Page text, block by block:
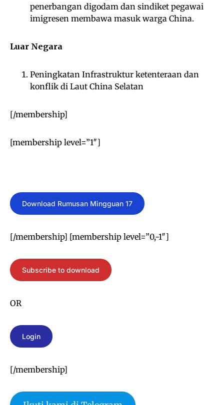
penerbangan digodam dan sindiket pegawai
imigresen membawa masuk warga China.
Luar Negara
Peningkatan Infrastruktur ketenteraan dan
konflik di Laut China Selatan
[/membership]
[membership level=”1″]
Download Rumusan Mingguan 17
[/membership] [membership level=”0,-1″]
Subscribe to download
OR
Login
[/membership]